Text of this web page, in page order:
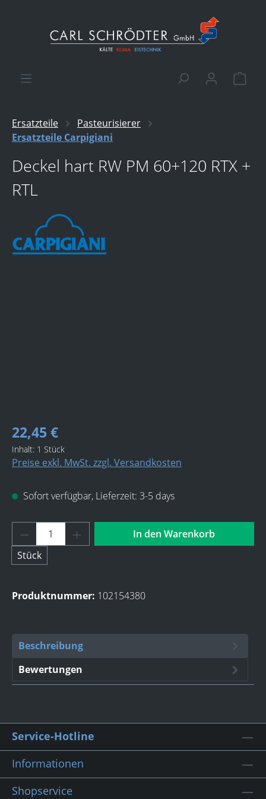
Ersatzteile
Pasteurisierer
Ersatzteile Carpigiani
Deckel hart RW PM 60+120 RTX +
RTL
22,45 €
Inhalt: 1 Stück
Preise exkl. MwSt. zzgl. Versandkosten
Sofort verfügbar, Lieferzeit: 3-5 days
Produkt Anzahl: Gib den gewünschten
Stück
In den Warenkorb
Produktnummer: 102154380
Beschreibung
Bewertungen
Service-Hotline
Informationen
Shopservice